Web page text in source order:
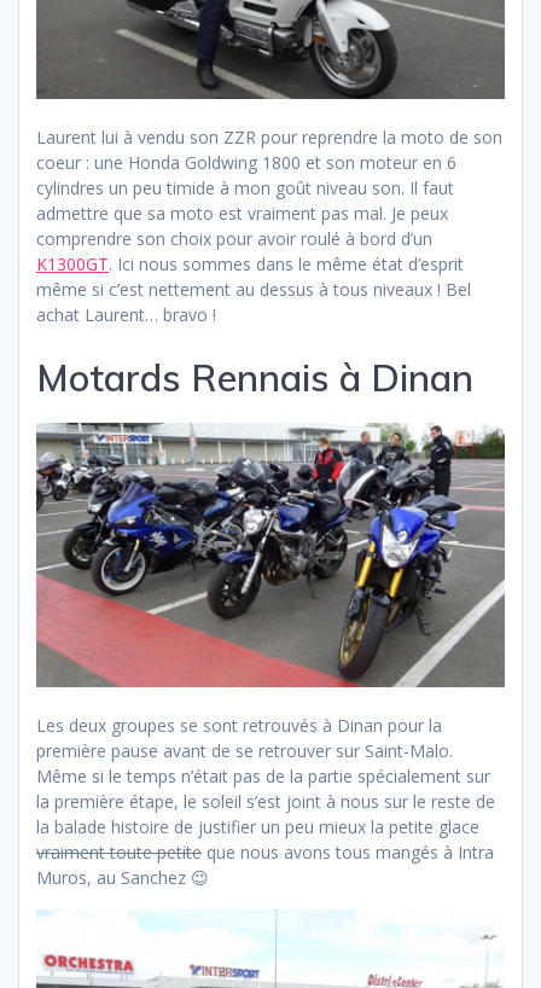
Laurent lui à vendu son ZZR pour reprendre la moto de son
coeur : une Honda Goldwing 1800 et son moteur en 6
cylindres un peu timide à mon goût niveau son. Il faut
admettre que sa moto est vraiment pas mal. Je peux
comprendre son choix pour avoir roulé à bord d’un
K1300GT. Ici nous sommes dans le même état d’esprit
même si c’est nettement au dessus à tous niveaux ! Bel
achat Laurent… bravo !
Motards Rennais à Dinan
Les deux groupes se sont retrouvés à Dinan pour la
première pause avant de se retrouver sur Saint-Malo.
Même si le temps n’était pas de la partie spécialement sur
la première étape, le soleil s’est joint à nous sur le reste de
la balade histoire de justifier un peu mieux la petite glace
vraiment toute petite que nous avons tous mangés à Intra
Muros, au Sanchez 😉